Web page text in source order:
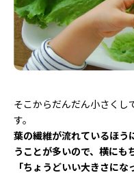
そこからだんだん小さくし
す。
葉の繊維が流れているほう
うことが多いので、横にも
「ちょうどいい大きさに